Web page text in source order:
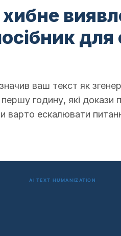
для
ваш текст як
годину, які докази
варто ескалювати